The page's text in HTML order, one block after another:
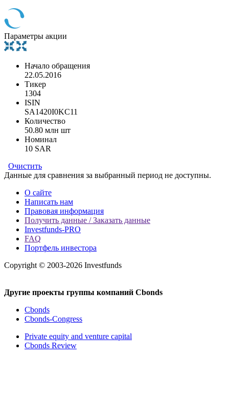
Параметры акции
Начало обращения
22.05.2016
Тикер
1304
ISIN
SA1420I0KC11
Количество
50.80 млн шт
Номинал
10 SAR
Очистить
Данные для сравнения за выбранный период не доступны.
О сайте
Написать нам
Правовая информация
Получить данные / Заказать данные
Investfunds-PRO
FAQ
Портфель инвестора
Copyright © 2003-2026 Investfunds
Другие проекты группы компаний Cbonds
Cbonds
Cbonds-Congress
Private equity and venture capital
Cbonds Review